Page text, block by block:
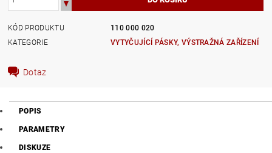
KÓD PRODUKTU
110 000 020
KATEGORIE
VYTYČUJÍCÍ PÁSKY, VÝSTRAŽNÁ ZAŘÍZENÍ
Dotaz
POPIS
PARAMETRY
DISKUZE